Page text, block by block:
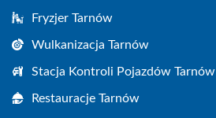
Fryzjer Tarnów
Wulkanizacja Tarnów
Stacja Kontroli Pojazdów Tarnów
Restauracje Tarnów